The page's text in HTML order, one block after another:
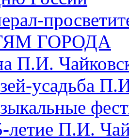
ГОРОДА
П.И.
усадьба
летие П.И.